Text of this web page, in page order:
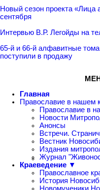
Новый сезон проекта «Лица
сентября
Интервью В.Р. Легойды на
65-й и 66-й алфавитные
поступили в продажу
Главная
Православие в нашем
Православие в
Новости
Анонсы
Встречи.
Вестник
Издания
Журнал
Краеведение ▼
Православное
История